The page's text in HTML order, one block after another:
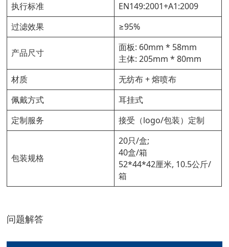
执行标准
EN149:2001+A1:2009
过滤效果
≥95%
产品尺寸
面板: 60mm * 58mm
主体: 205mm * 80mm
材质
无纺布 + 熔喷布
佩戴方式
耳挂式
定制服务
接受（logo/包装）定制
包装规格
20只/盒;
40盒/箱
52*44*42厘米, 10.5公斤/
箱
问题解答